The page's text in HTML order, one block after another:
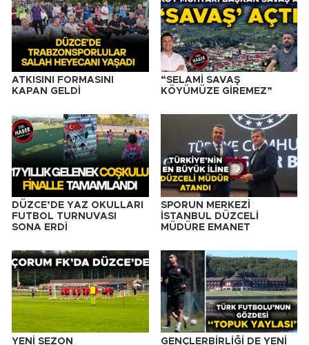
ATKISINI FORMASINI
KAPAN GELDİ
“SELAMİ SAVAŞ
KÖYÜMÜZE GİREMEZ”
DÜZCE’DE YAZ OKULLARI
FUTBOL TURNUVASI
SONA ERDİ
SPORUN MERKEZİ
İSTANBUL DÜZCELİ
MÜDÜRE EMANET
YENİ SEZON
GENÇLERBİRLİĞİ DE YENİ